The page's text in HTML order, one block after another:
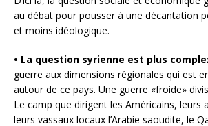
au débat pour pousser à une décantation
et moins idéologique.
• La question syrienne est plus
guerre aux dimensions régionales qui est
autour de ce pays. Une guerre «froide»
Le camp que dirigent les Américains, leurs
leurs vassaux locaux l’Arabie saoudite, le